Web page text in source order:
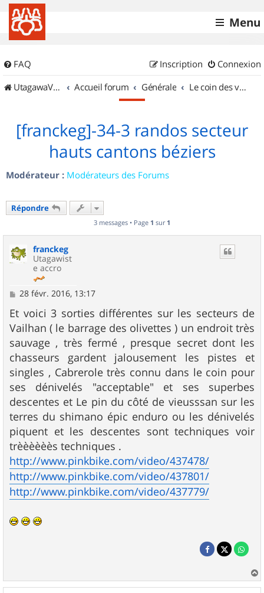
Menu
FAQ Connexion
Inscription
UtagawaVTT (Randos VTT et VTTAE avec traces GPS)
Accueil forum Générale Le coin des vidéastes
[franckeg]-34-3 randos secteur
hauts cantons béziers
Modérateur : Modérateurs des Forums
Répondre
3 messages • Page 1 sur 1
franckeg
Utagawist
e accro
M
s
s
a
g
e
28 févr. 2016, 13:17
Et voici 3 sorties différentes sur les secteurs de
Vailhan ( le barrage des olivettes ) un endroit très
sauvage , très fermé , presque secret dont les
chasseurs gardent jalousement les pistes et
singles , Cabrerole très connu dans le coin pour
ses dénivelés "acceptable" et ses superbes
descentes et Le pin du côté de vieusssan sur les
terres du shimano épic enduro ou les dénivelés
piquent et les descentes sont techniques voir
trèèèèèès techniques .
http://www.pinkbike.com/video/437478/
http://www.pinkbike.com/video/437801/
http://www.pinkbike.com/video/437779/
a